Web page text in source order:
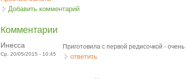
Добавить комментарий
Комментарии
Инесса
Ср, 20/05/2015 - 10:45
Приготовила с первой редисочкой -
ответить